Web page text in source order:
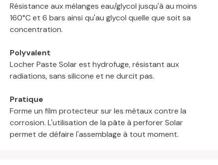
Résistance aux mélanges eau/glycol jusqu'à au moins
160°C et 6 bars ainsi qu'au glycol quelle que soit sa
concentration.
Polyvalent
Locher Paste Solar est hydrofuge, résistant aux
radiations, sans silicone et ne durcit pas.
Pratique
Forme un film protecteur sur les métaux contre la
corrosion. L'utilisation de la pâte à perforer Solar
permet de défaire l'assemblage à tout moment.